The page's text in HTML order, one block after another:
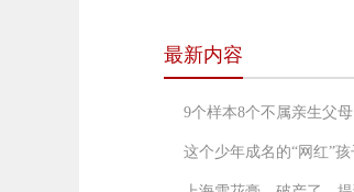
最新内容
9个样本8个不属亲生父
这个少年成名的“网红”